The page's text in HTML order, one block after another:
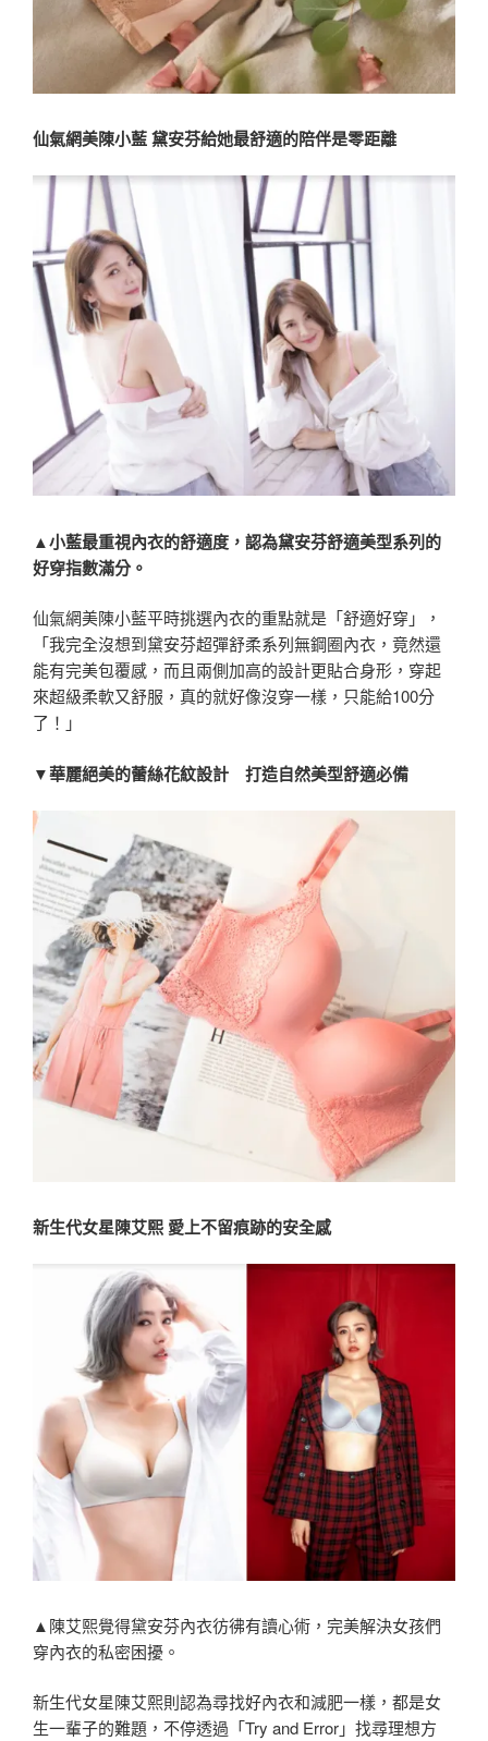
仙氣網美陳小藍 黛安芬給她最舒適的陪伴是零距離
▲小藍最重視內衣的舒適度，認為黛安芬舒適美型系列的
好穿指數滿分。
仙氣網美陳小藍平時挑選內衣的重點就是「舒適好穿」，
「我完全沒想到黛安芬超彈舒柔系列無鋼圈內衣，竟然還
能有完美包覆感，而且兩側加高的設計更貼合身形，穿起
來超級柔軟又舒服，真的就好像沒穿一樣，只能給100分
了！」
▼華麗絕美的蕾絲花紋設計 打造自然美型舒適必備
新生代女星陳艾熙 愛上不留痕跡的安全感
▲陳艾熙覺得黛安芬內衣彷彿有讀心術，完美解決女孩們
穿內衣的私密困擾。
新生代女星陳艾熙則認為尋找好內衣和減肥一樣，都是女
生一輩子的難題，不停透過「Try and Error」找尋理想方